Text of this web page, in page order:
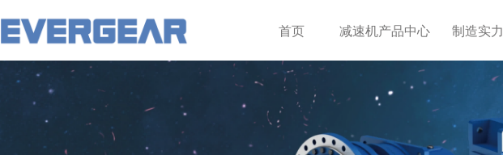
首页
减速机产品中心 制造实力